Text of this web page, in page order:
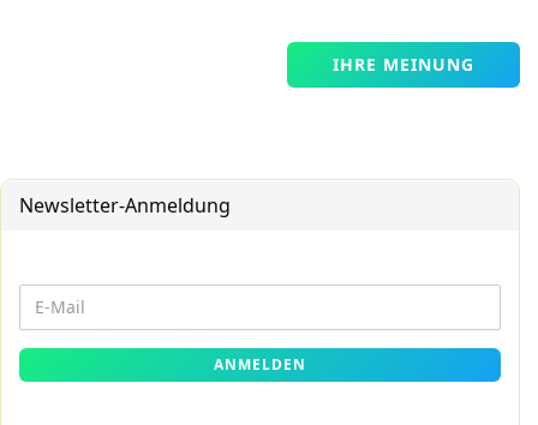
IHRE MEINUNG
Newsletter-Anmeldung
ZUR
E-
Mail
ANMELDEN